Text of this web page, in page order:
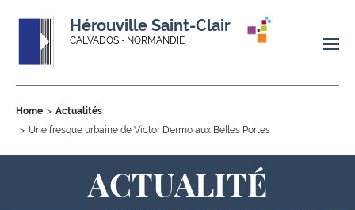
Hérouville Saint-Clair
CALVADOS • NORMANDIE
Home
Actualités
Une fresque urbaine de Victor Dermo aux Belles Portes
ACTUALITÉ